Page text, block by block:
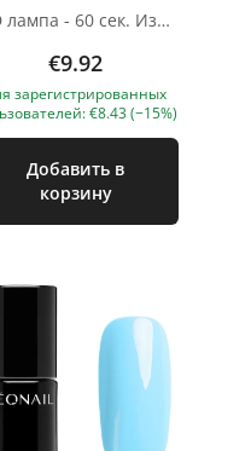
LED лампа - 60 сек. Изображения продуктов носят иллюстративный характер. Если у вас есть какие-либо вопросы, мы всегда ждем вашего письма nanatallinn@gmail.com
€9.92
зарегистрированных
€8.43 (−15%)
Добавить в
корзину